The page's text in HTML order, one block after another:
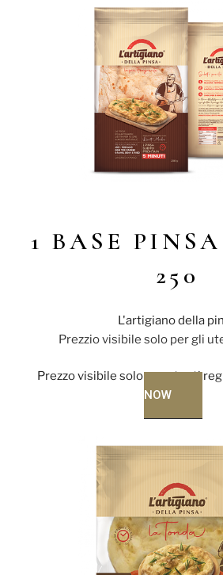
1 BASE
250
L'artigiano della
Prezzio visibile solo per gli
Prezzo visibile solo per utenti
NOW